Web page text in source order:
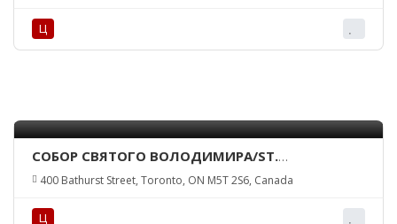
Ц
СОБОР СВЯТОГО ВОЛОДИМИРА/ST.
VOLODYMYR CATHEDRAL
400 Bathurst Street, Toronto, ON M5T 2S6, Canada
Ц